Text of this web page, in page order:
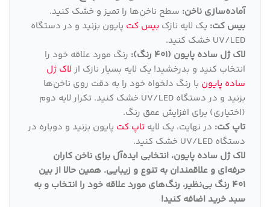
آماده‌سازی ناخن: سطح ناخن‌ها را تمیز و خشک کنید.
بیس کت: یک لایه نازک بیس کت پایون بزنید و در دستگاه
UV/LED خشک کنید.
لاک ژل ساده پایون (401 رنگ):
رنگ مورد علاقه خود را
انتخاب کنید و بدرخشید! یک لایه بسیار نازک از لاک ژل
ساده پایون با رنگ دلخواه خود را به دقت روی ناخن‌ها
بزنید و در دستگاه UV/LED خشک کنید. تکرار لایه دوم
(اختیاری) برای افزایش عمق رنگ.
تاپ کت: در نهایت، یک لایه تاپ کت پایون بزنید و دوباره در
دستگاه UV/LED خشک کنید.
لاک ژل ساده پایون، انتخابی ایده‌آل برای ناخن کاران
حرفه‌ای و علاقمندان به تنوع و زیبایی. همین حالا از بین
401 رنگ بی‌نظیر، رنگ‌های مورد علاقه خود را انتخاب و به
سبد خرید اضافه کنید!